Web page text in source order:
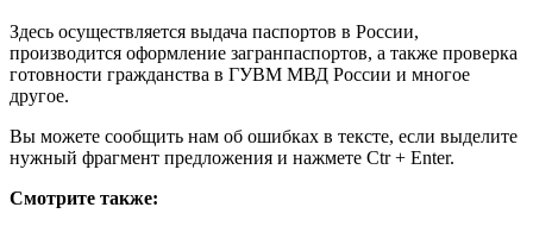
Здесь осуществляется выдача паспортов в России,
производится оформление загранпаспортов, а также проверка
готовности гражданства в ГУВМ МВД России и многое
другое.
Вы можете сообщить нам об ошибках в тексте, если выделите
нужный фрагмент предложения и нажмете Ctr + Enter.
Смотрите также: